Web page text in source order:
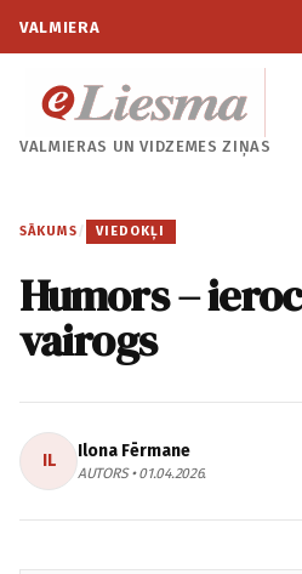
VALMIERA
VALMIERAS UNVIDZEMES ZIŅAS
SĀKUMS / VIEDOKĻI
Humors –
vairogs
IL Ilona Fērmane
AUTORS • 01.04.2026.